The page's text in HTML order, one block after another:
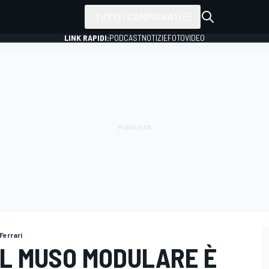
LINK RAPIDI:PODCASTNOTIZIEFOTOVIDEO
MUSO MODULARE È